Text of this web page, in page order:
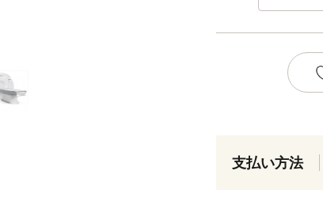
支払い方法